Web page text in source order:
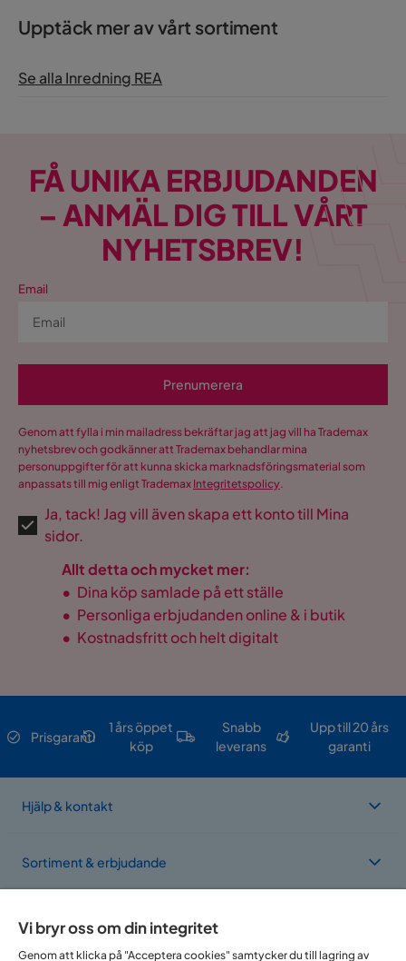
Upptäck mer av vårt sortiment
Se alla Inredning REA
FÅ UNIKA ERBJUDANDEN
– ANMÄL DIG TILL VÅRT
NYHETSBREV!
Email
Prenumerera
Genom att fylla i min mailadress bekräftar jag att jag vill ha Trademax
nyhetsbrev och godkänner att Trademax behandlar mina
personuppgifter för att kunna skicka marknadsföringsmaterial som
anpassats till mig enligt Trademax Integritetspolicy.
Ja, tack! Jag vill även skapa ett konto till Mina
sidor.
Allt detta och mycket mer:
• Dina köp samlade på ett ställe
• Personliga erbjudanden online & i butik
• Kostnadsfritt och helt digitalt
Prisgaranti
1 års öppet
köp
Snabb
leverans
Upp till 20 års
garanti
Hjälp & kontakt
Sortiment & erbjudande
Om Trademax
Vi bryr oss om din integritet
Genom att klicka på "Acceptera cookies" samtycker du till lagring av